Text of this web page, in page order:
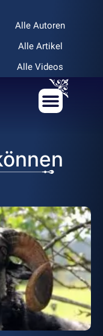
Alle Autoren
Alle Artikel
Alle Videos